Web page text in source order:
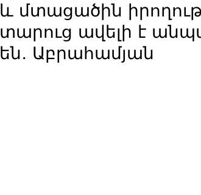
և մտացածին
տարուց ավելի է
են․ Աբրահամյան